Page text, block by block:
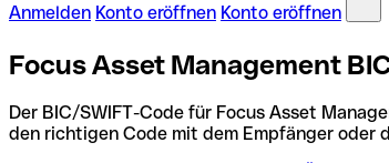
Anmelden Konto eröffnen Konto eröffnen
Focus Asset Management
Der BIC/SWIFT-Code für Focus Asset
den richtigen Code mit dem Empfänger oder